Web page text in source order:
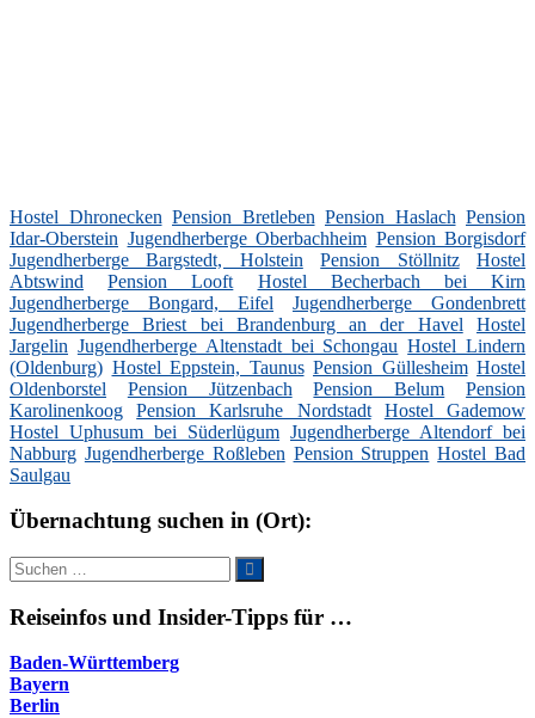
Hostel Dhronecken Pension Bretleben Pension Haslach Pension
Idar-Oberstein Jugendherberge Oberbachheim Pension Borgisdorf
Jugendherberge Bargstedt, Holstein
Pension Stöllnitz
Hostel
Abtswind
Pension Looft
Hostel Becherbach bei Kirn
Jugendherberge Bongard, Eifel
Jugendherberge Gondenbrett
Jugendherberge Briest bei Brandenburg an der Havel
Hostel
Jargelin Jugendherberge Altenstadt bei Schongau Hostel Lindern
(Oldenburg) Hostel Eppstein, Taunus Pension Güllesheim Hostel
Oldenborstel
Pension Jützenbach Pension Belum
Pension
Karolinenkoog
Pension Karlsruhe Nordstadt
Hostel Gademow
Hostel Uphusum bei Süderlügum Jugendherberge Altendorf bei
Nabburg Jugendherberge Roßleben Pension Struppen Hostel Bad
Saulgau
Übernachtung suchen in (Ort):
Suche
nach:
Suchen
Reiseinfos und Insider-Tipps für …
Baden-Württemberg
Bayern
Berlin